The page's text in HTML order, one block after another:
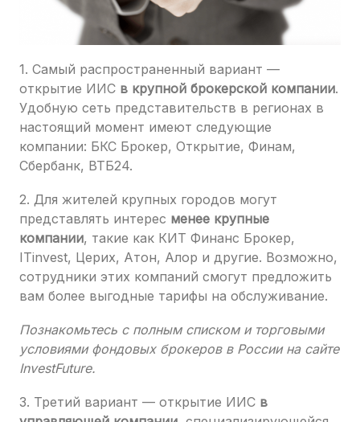
1. Самый распространенный вариант —
открытие ИИС в крупной брокерской компании.
Удобную сеть представительств в регионах в
настоящий момент имеют следующие
компании: БКС Брокер, Открытие, Финам,
Сбербанк, ВТБ24.
2. Для жителей крупных городов могут
представлять интерес менее крупные
компании, такие как КИТ Финанс Брокер,
ITinvest, Церих, Атон, Алор и другие. Возможно,
сотрудники этих компаний смогут предложить
вам более выгодные тарифы на обслуживание.
Познакомьтесь с полным списком и торговыми
условиями фондовых брокеров в России на сайте
InvestFuture.
3. Третий вариант — открытие ИИС в